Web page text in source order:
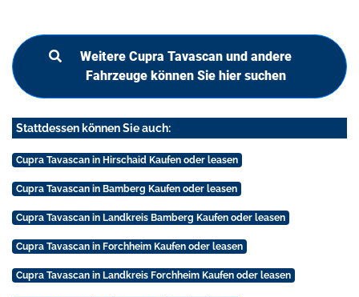
Weitere Cupra Tavascan und andere
Fahrzeuge können Sie hier suchen
Stattdessen können Sie auch:
Cupra Tavascan in Hirschaid Kaufen oder leasen
Cupra Tavascan in Bamberg Kaufen oder leasen
Cupra Tavascan in Landkreis Bamberg Kaufen oder leasen
Cupra Tavascan in Forchheim Kaufen oder leasen
Cupra Tavascan in Landkreis Forchheim Kaufen oder leasen